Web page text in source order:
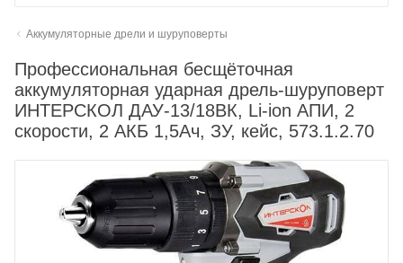
Аккумуляторные дрели и шуруповерты
Профессиональная бесщёточная
аккумуляторная ударная дрель-шуруповерт
ИНТЕРСКОЛ ДАУ-13/18ВК, Li-ion АПИ, 2
скорости, 2 АКБ 1,5Ач, ЗУ, кейс, 573.1.2.70